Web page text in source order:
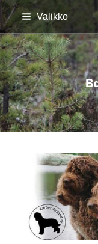
Siirry
sivun
sisältöön
Valikko